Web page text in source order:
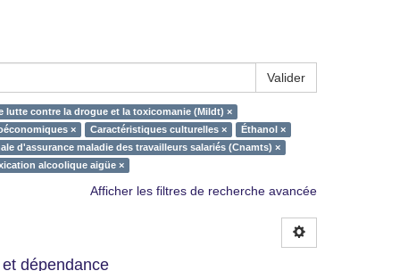
Valider
lutte contre la drogue et la toxicomanie (Mildt) ×
× Caractéristiques culturelles ×
Éthanol ×
d'assurance maladie des travailleurs salariés (Cnamts) ×
alcoolique aigüe ×
Afficher les filtres de recherche avancée
dépendance